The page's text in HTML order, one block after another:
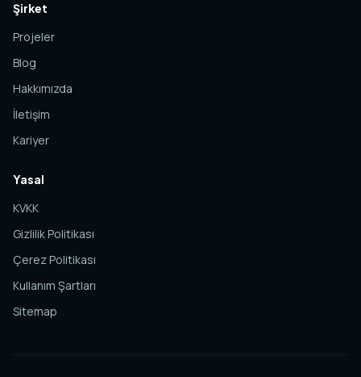
Şirket
Projeler
Blog
Hakkımızda
İletişim
Kariyer
Yasal
KVKK
Gizlilik Politikası
Çerez Politikası
Kullanım Şartları
Sitemap